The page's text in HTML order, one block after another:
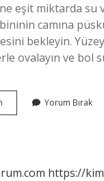
eşit miktarda su
camına
bekleyin.
ovalayın ve bol
Kabinde
Yorum Bırak
https://